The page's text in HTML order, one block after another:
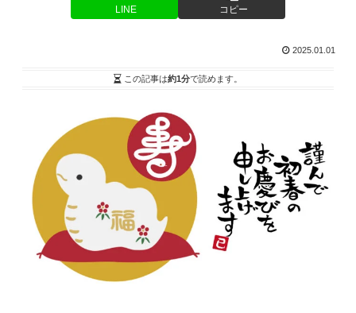
LINE コピー
2025.01.01
この記事は約1分で読めます。